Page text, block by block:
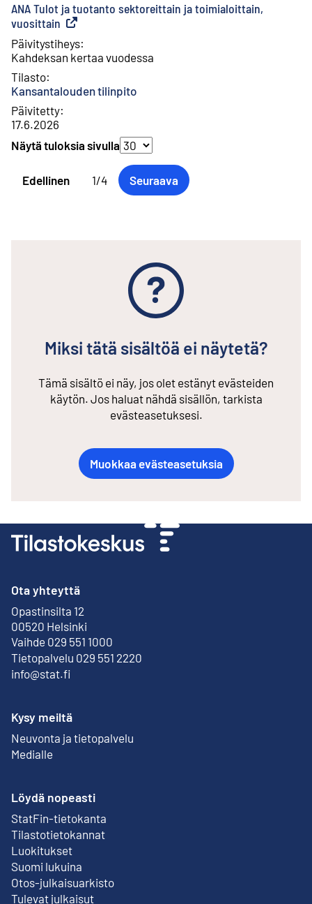
ANA Tulot ja tuotanto sektoreittain ja toimialoittain,
vuosittain Ulkoinen linkki
Päivitystiheys:
Kahdeksan kertaa vuodessa
Tilasto:
Kansantalouden tilinpito
Päivitetty:
17.6.2026
Näytä tuloksia sivulla
Edellinen
1/4 Seuraava
Miksi tätä sisältöä ei näytetä?
Tämä sisältö ei näy, jos olet estänyt evästeiden
käytön. Jos haluat nähdä sisällön, tarkista
evästeasetuksesi.
Muokkaa evästeasetuksia
Ota yhteyttä
Opastinsilta 12
00520 Helsinki
Ulkoinen linkki
Vaihde 029 551 1000
Tietopalvelu 029 551 2220
info@stat.fi
Kysy meiltä
Neuvonta ja tietopalvelu
Medialle
Löydä nopeasti
StatFin-tietokanta
Ulkoinen linkki
Tilastotietokannat
Luokitukset
Suomi lukuina
Otos-julkaisuarkisto
Ulkoinen linkki
Tulevat julkaisut